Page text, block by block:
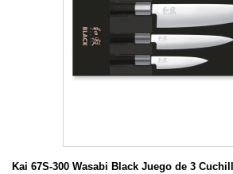
Kai 67S-300 Wasabi Black Juego de 3